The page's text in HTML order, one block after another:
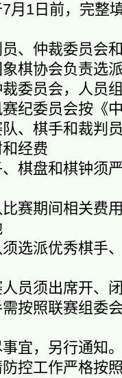
1日前，完整填
仲裁委员会和
协会负责选
员会，人员组
委员会按《中
、棋手和裁判
经费
盘和棋钟须严
期间相关费
派优秀棋手、
须出席开、闭
照联赛组委会
宜，另行通知
工作严格按照